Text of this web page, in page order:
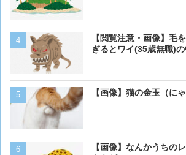
【閲覧注意・画像】毛
ぎるとワイ(35歳無職)
【画像】猫の金玉（に
【画像】なんかうちの
犬
【
【